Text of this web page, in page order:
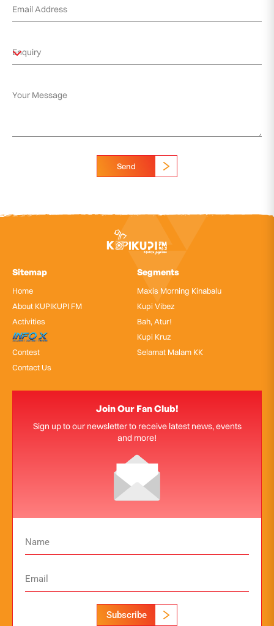
Send
Sitemap
Home
About KUPIKUPI FM
Activities
InfoX
Contest
Contact Us
Segments
Maxis Morning Kinabalu
Kupi Vibez
Bah, Atur!
Kupi Kruz
Selamat Malam KK
Join Our Fan Club!
Sign up to our newsletter to receive latest news, events
and more!
Subscribe